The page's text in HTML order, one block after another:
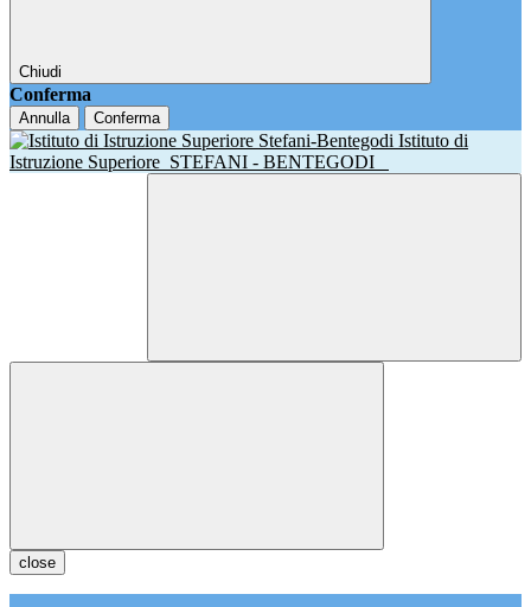
Chiudi
Conferma
Annulla Conferma
Istituto di
Istruzione Superiore STEFANI - BENTEGODI
close